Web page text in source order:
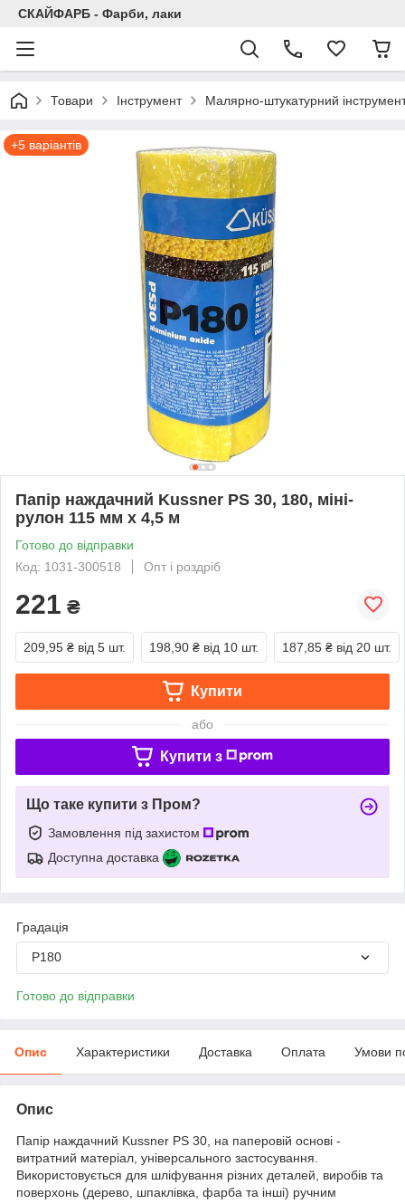
СКАЙФАРБ - Фарби, лаки
Товари Інструмент Малярно-штукатурний
+5 варіантів
Папір наждачний Kussner PS 30, 180, міні-
рулон 115 мм x 4,5 м
Готово до відправки
Код: 1031-300518
Опт і роздріб
221 ₴
209,95 ₴ від 5 шт. 198,90 ₴ від 10 шт. 187,85 ₴ від 20 шт.
Купити
або
Купити з
Що таке купити з Пром?
Замовлення під захистом
Доступна доставка
Градація
P180
Готово до відправки
Опис Характеристики Доставка Оплата Умови
Опис
Папір наждачний Kussner PS 30, на паперовій основі -
витратний матеріал, універсального застосування.
Використовується для шліфування різних деталей, виробів та
поверхонь (дерево, шпаклівка, фарба та інші) ручним